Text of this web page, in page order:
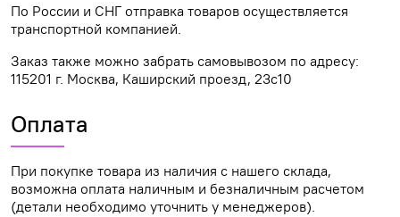
По России и СНГ отправка товаров осуществляется
транспортной компанией.
Заказ также можно забрать самовывозом по адресу:
115201 г. Москва, Каширский проезд, 23с10
Оплата
При покупке товара из наличия с нашего склада,
возможна оплата наличным и безналичным расчетом
(детали необходимо уточнить у менеджеров).